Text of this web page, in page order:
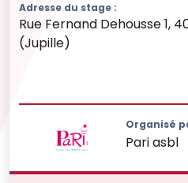
Organisé
Pari asbl
Adresse du stage :
Rue Fernand Dehousse 1,
(Jupille)